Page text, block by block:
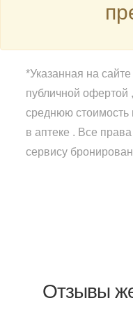
*Указанная на
публичной офертой
среднюю стоимость
в аптеке . Все
сервису
Отзывы